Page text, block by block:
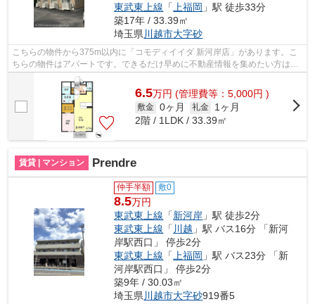
東武東上線 「 上福岡 」駅 徒歩33分
築17年 / 33.39㎡
埼玉県 川越市大字砂
こちらの物件から375m以内に「コモディイイダ 新河岸店」があります。こ
ちらの物件はアパートです。できるだけ早めに不動産情報を集めたい方は当
社スタッフまでご連絡ください。地域の...
6.5万円 (管理費等：5,000円 )
敷金 0ヶ月 礼金
1ヶ月
2階 / 1LDK / 33.39㎡
賃貸 | マンション Prendre
仲手半額 敷0
8.5万円
東武東上線 「新河岸 」駅 徒歩2分
東武東上線 「 川越 」駅 バス16分 「新河
岸駅西口」 停歩2分
東武東上線 「上福岡 」駅 バス23分 「新
河岸駅西口」 停歩2分
築9年 / 30.03㎡
埼玉県川越市大字砂919番5